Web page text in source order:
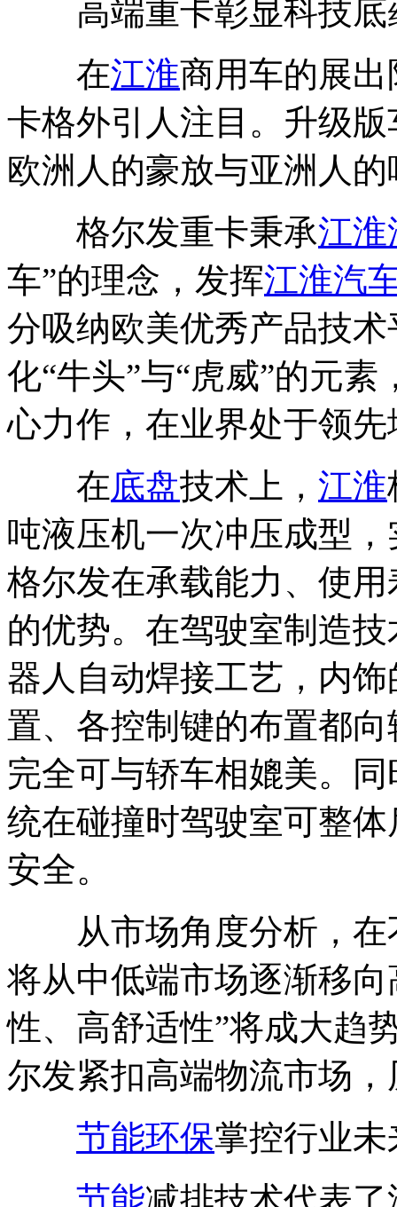
高端重卡彰显科技底
在江淮商用车的展
卡格外引人注目。升级
欧洲人的豪放与亚洲人
格尔发重卡秉承江淮
车”的理念，发挥江淮汽
分吸纳欧美优秀产品技术
化“牛头”与“虎威”的元
心力作，在业界处于领先
在底盘技术上， 江淮
吨液压机一次冲压成型
格尔发在承载能力、使
的优势。在驾驶室制造
器人自动焊接工艺，内
置、各控制键的布置都
完全可与轿车相媲美。
统在碰撞时驾驶室可整
安全。
从市场角度分析，在
将从中低端市场逐渐移
性、高舒适性”将成大趋
尔发紧扣高端物流市场
节能环保掌控行业未
节能减排技术代表